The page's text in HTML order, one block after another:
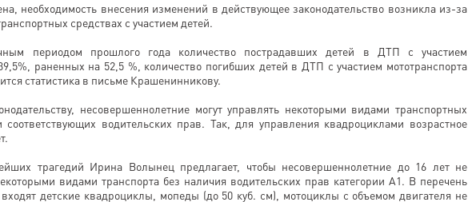
необходимость внесения изменений в действующее законодательство возникла из-за
средствах с участием детей.
периодом прошлого года количество пострадавших детей в ДТП с участием
раненных на 52,5 %, количество погибших детей в ДТП с участием мототранспорта
статистика в письме Крашенинникову.
несовершеннолетние могут управлять некоторыми видами транспортных
водительских прав. Так, для управления квадроциклами возрастное
трагедий Ирина Волынец предлагает, чтобы несовершеннолетние до 16 лет не
видами транспорта без наличия водительских прав категории А1. В перечень
детские квадроциклы, мопеды (до 50 куб. см), мотоциклы с объемом двигателя не